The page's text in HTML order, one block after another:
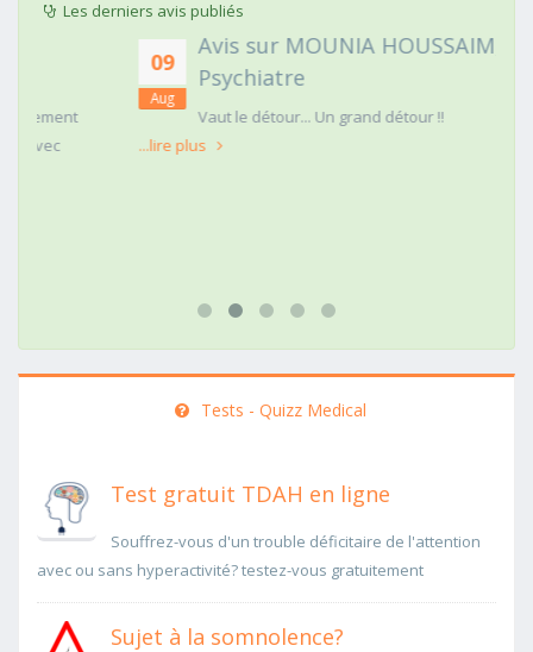
Les derniers avis publiés
Avis sur MOUNIA HOUSSAIM,
Psychiatre
Vaut le détour... Un grand détour !!
Tests - Quizz Medical
Test gratuit TDAH en ligne
Souffrez-vous d'un trouble déficitaire de l'attention
avec ou sans hyperactivité? testez-vous gratuitement
Sujet à la somnolence?